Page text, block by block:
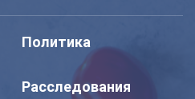
Политика
Расследования